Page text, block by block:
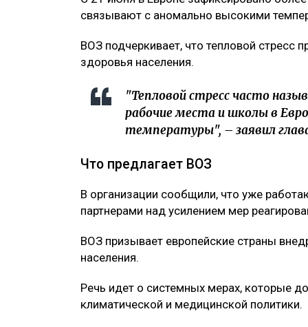
связывают с аномально высокими
ВОЗ подчеркивает, что тепловой стресс
здоровья населения.
"Тепловой стресс часто
рабочие места и школы в
температуры", – заявил
Что предлагает ВОЗ
В организации сообщили, что уже
партнерами над усилением мер
ВОЗ призывает европейские страны
населения.
Речь идет о системных мерах, которые
климатической и медицинской политики.